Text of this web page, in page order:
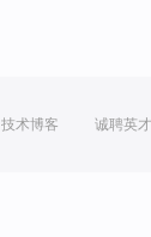
技术博客 诚聘英才